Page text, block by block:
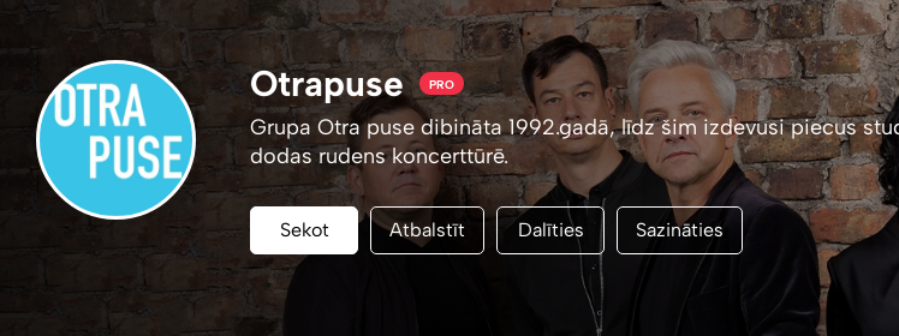
Otrapuse PRO
Grupa Otra puse dibināta 1992.gadā, līdz šim izdevusi piecus
dodas rudens koncerttūrē.
Sekot Atbalstīt Dalīties Sazināties